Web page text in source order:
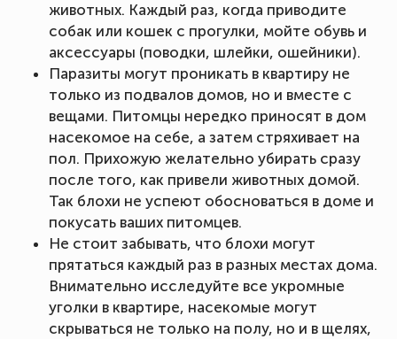
животных. Каждый раз, когда приводите
собак или кошек с прогулки, мойте обувь и
аксессуары (поводки, шлейки, ошейники).
Паразиты могут проникать в квартиру не
только из подвалов домов, но и вместе с
вещами. Питомцы нередко приносят в дом
насекомое на себе, а затем стряхивает на
пол. Прихожую желательно убирать сразу
после того, как привели животных домой.
Так блохи не успеют обосноваться в доме и
покусать ваших питомцев.
Не стоит забывать, что блохи могут
прятаться каждый раз в разных местах дома.
Внимательно исследуйте все укромные
уголки в квартире, насекомые могут
скрываться не только на полу, но и в щелях,